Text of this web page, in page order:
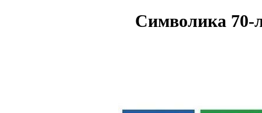
Символика 70-